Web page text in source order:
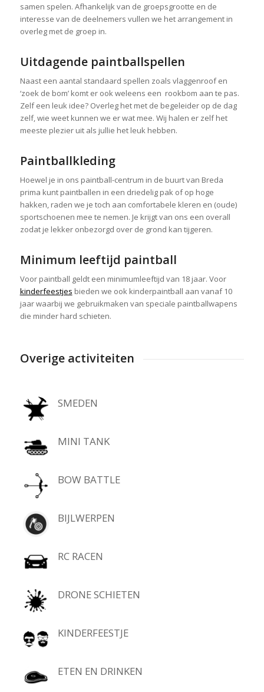
samen spelen. Afhankelijk van de groepsgrootte en de
interesse van de deelnemers vullen we het arrangement in
overleg met de groep in.
Uitdagende paintballspellen
Naast een aantal standaard spellen zoals vlaggenroof en
‘zoek de bom’ komt er ook weleens een rookbom aan te pas.
Zelf een leuk idee? Overleg het met de begeleider op de dag
zelf, wie weet kunnen we er wat mee. Wij halen er zelf het
meeste plezier uit als jullie het leuk hebben.
Paintballkleding
Hoewel je in ons paintball-centrum in de buurt van Breda
prima kunt paintballen in een driedelig pak of op hoge
hakken, raden we je toch aan comfortabele kleren en (oude)
sportschoenen mee te nemen. Je krijgt van ons een overall
zodat je lekker onbezorgd over de grond kan tijgeren.
Minimum leeftijd paintball
Voor paintball geldt een minimumleeftijd van 18 jaar. Voor
kinderfeestjes bieden we ook kinderpaintball aan vanaf 10
jaar waarbij we gebruikmaken van speciale paintballwapens
die minder hard schieten.
Overige activiteiten
SMEDEN
MINI TANK
BOW BATTLE
BIJLWERPEN
RC RACEN
DRONE SCHIETEN
KINDERFEESTJE
ETEN EN DRINKEN